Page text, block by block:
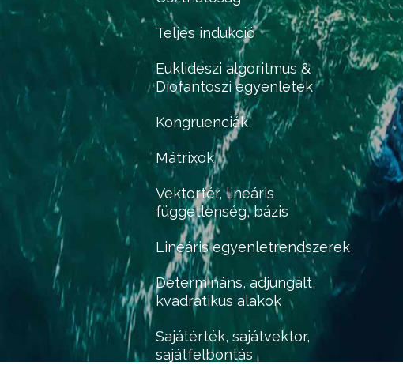
Teljes indukció
Euklideszi algoritmus &
Diofantoszi egyenletek
Kongruenciák
Mátrixok
Vektortér, lineáris
függetlenség, bázis
Lineáris egyenletrendszerek
Determináns, adjungált,
kvadratikus alakok
Sajátérték, sajátvektor,
sajátfelbontás